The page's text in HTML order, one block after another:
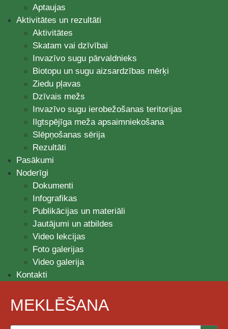
Aptaujas
Aktivitātes un rezultāti
Aktivitātes
Skatam vai dzīvībai
Invazīvo sugu pārvaldnieks
Biotopu un sugu aizsardzības mērķi
Ziedu pļavas
Dzīvais mežs
Invazīvo sugu ierobežošanas teritorijas
Ilgtspējīga meža apsaimniekošana
Slēpņošanas sērija
Rezultāti
Pasākumi
Noderīgi
Dokumenti
Infografikas
Publikācijas un materiāli
Jautājumi un atbildes
Video lekcijas
Foto galerijas
Video galerija
Kontakti
MEKLĒŠANA